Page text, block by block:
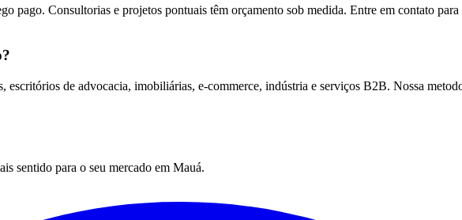
pago. Consultorias e projetos pontuais têm orçamento sob medida. Entre em contato
escritórios de advocacia, imobiliárias, e-commerce, indústria e serviços B2B. Nossa
sentido para o seu mercado em Mauá.